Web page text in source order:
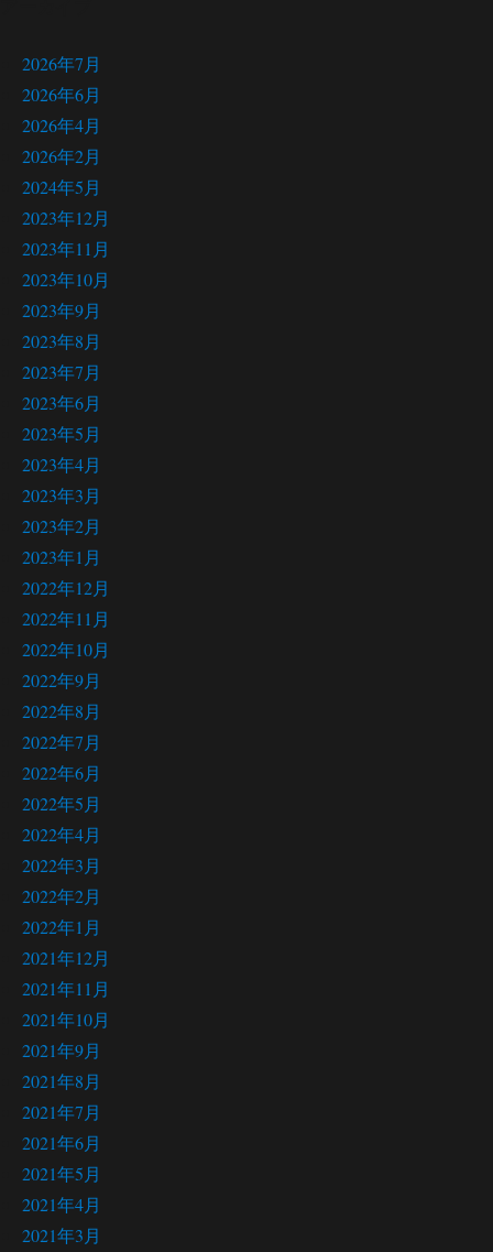
2026年7月
2026年6月
2026年4月
2026年2月
2024年5月
2023年12月
2023年11月
2023年10月
2023年9月
2023年8月
2023年7月
2023年6月
2023年5月
2023年4月
2023年3月
2023年2月
2023年1月
2022年12月
2022年11月
2022年10月
2022年9月
2022年8月
2022年7月
2022年6月
2022年5月
2022年4月
2022年3月
2022年2月
2022年1月
2021年12月
2021年11月
2021年10月
2021年9月
2021年8月
2021年7月
2021年6月
2021年5月
2021年4月
2021年3月